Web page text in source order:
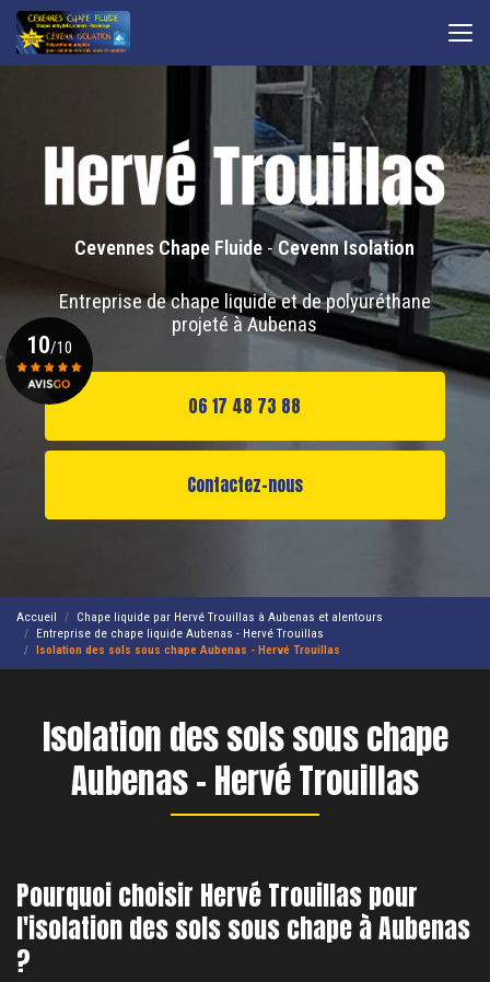
Aller
contenu
Cevennes Chape Fluide -Cevenn Isolation
Entreprise de chape liquide et de polyuréthane
projeté à Aubenas
06 17 48 73 88
Contactez-nous
10/10
Accueil
Chape liquide par Hervé Trouillas à Aubenas et alentours
Entreprise de chape liquide Aubenas - Hervé Trouillas
Isolation des sols sous chape Aubenas - Hervé Trouillas
Isolation des sols sous chape
Aubenas - Hervé Trouillas
Pourquoi choisir Hervé Trouillas pour
l'isolation des sols sous chape à Aubenas
?